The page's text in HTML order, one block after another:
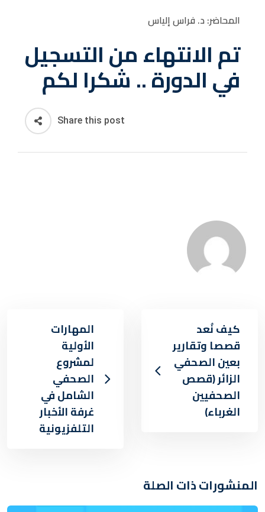
المحاضر: د. فراس إلياس
تم الانتهاء من التسجيل
في الدورة .. شكرا لكم
Share this post
كيف نُعد
قصصا وتقارير
بعين الصحفي
الزائر (قصص
الصحفيين
الغرباء)
المهارات
الأولية
لمشروع
الصحفي
الشامل في
غرفة الأخبار
التلفزيونية
المنشورات ذات الصلة